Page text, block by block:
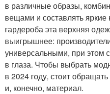
в различные образы,
вещами и составлять яркие
гардероба эта верхняя
выигрышнее:
универсальными, при этом
в глаза. Чтобы выбрать
в 2024 году, стоит
и, конечно, материал.